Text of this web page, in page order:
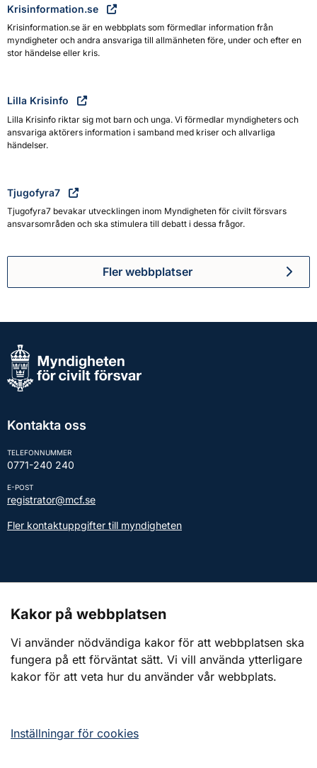
Krisinformation.se
Krisinformation.se är en webbplats som förmedlar information från
myndigheter och andra ansvariga till allmänheten före, under och efter en
stor händelse eller kris.
Lilla Krisinfo
Lilla Krisinfo riktar sig mot barn och unga. Vi förmedlar myndigheters och
ansvariga aktörers information i samband med kriser och allvarliga
händelser.
Tjugofyra7
Tjugofyra7 bevakar utvecklingen inom Myndigheten för civilt försvars
ansvarsområden och ska stimulera till debatt i dessa frågor.
Fler webbplatser
Kontakta oss
TELEFONNUMMER
0771-240 240
E-POST
registrator@mcf.se
Fler kontaktuppgifter till myndigheten
Webbplatsen
Om webbplatsen
Kakor på webbplatsen
Vi använder nödvändiga kakor för att webbplatsen ska
fungera på ett förväntat sätt. Vi vill använda ytterligare
kakor för att veta hur du använder vår webbplats.
Inställningar för cookies